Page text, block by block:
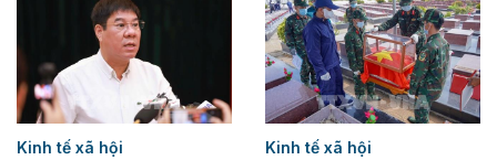
Kinh tế xã hội Kinh tế xã hội